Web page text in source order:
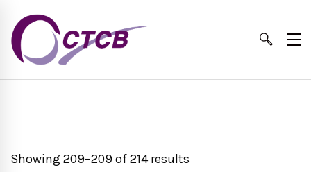
Showing 209–209 of 214 results